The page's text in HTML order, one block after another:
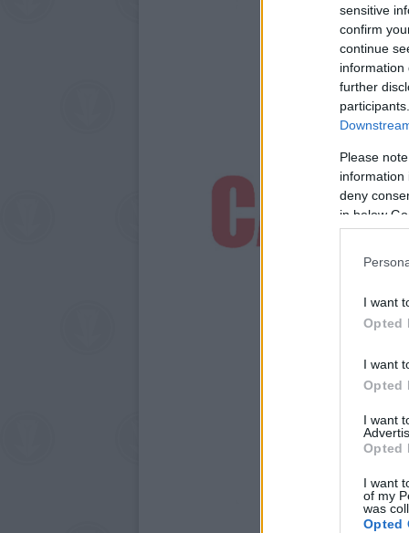
sensitive
confirm
continue
information
further
Please
information
deny
in below
I want
Opted
I want
Opted
I want
Opted
I want
of my
was
Opted